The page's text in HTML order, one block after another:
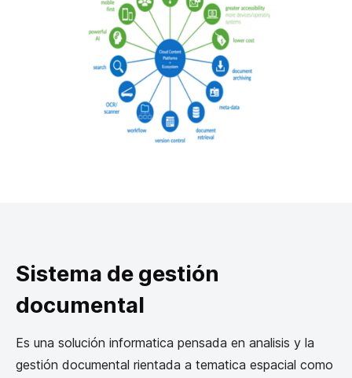
Sistema de gestión
documental
Es una solución informatica pensada en analisis y la
gestión documental rientada a tematica espacial como